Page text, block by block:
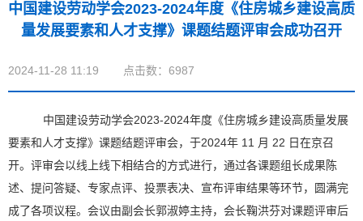
中国建设劳动学会2023-2024年度《住房城乡建设高质
量发展要素和人才支撑》课题结题评审会成功召开
2024-11-28 11:19 点击数：6987
中国建设劳动学会2023-2024年度《住房城乡建设高质量发展
要素和人才支撑》课题结题评审会，于2024年 11 月 22 日在京召
开。评审会以线上线下相结合的方式进行，通过各课题组长成果陈
述、提问答疑、专家点评、投票表决、宣布评审结果等环节，圆满完
成了各项议程。会议由副会长郭淑婷主持，会长鞠洪芬对课题评审后